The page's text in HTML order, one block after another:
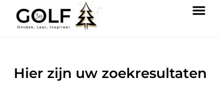
Hier zijn uw zoekresultaten